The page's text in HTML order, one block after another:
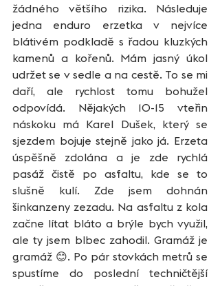
žádného většího rizika. Následuje
jedna enduro erzetka v nejvíce
blátivém podkladě s řadou kluzkých
kamenů a kořenů. Mám jasný úkol
udržet se v sedle a na cestě. To se mi
daří, ale rychlost tomu bohužel
odpovídá. Nějakých 10-15 vteřin
náskoku má Karel Dušek, který se
sjezdem bojuje stejně jako já. Erzeta
úspěšně zdolána a je zde rychlá
pasáž čistě po asfaltu, kde se to
slušně kulí. Zde jsem dohnán
šinkanzeny zezadu. Na asfaltu z kola
začne lítat bláto a brýle bych využil,
ale ty jsem blbec zahodil. Gramáž je
gramáž 😊. Po pár stovkách metrů se
spustíme do poslední techničtější